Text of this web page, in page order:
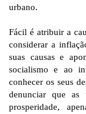
urbano.
Fácil é atribuir a
considerar a
suas causas e
socialismo e ao
conhecer os seus
denunciar que as
prosperidade,